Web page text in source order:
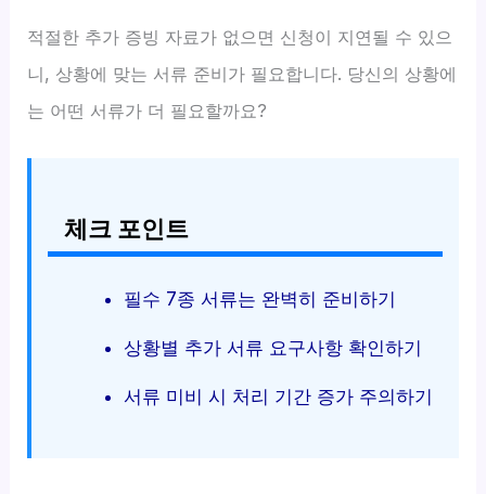
적절한 추가 증빙 자료가 없으면 신청이 지연될 수 있으
니, 상황에 맞는 서류 준비가 필요합니다. 당신의 상황에
는 어떤 서류가 더 필요할까요?
체크 포인트
필수 7종 서류는 완벽히 준비하기
상황별 추가 서류 요구사항 확인하기
서류 미비 시 처리 기간 증가 주의하기